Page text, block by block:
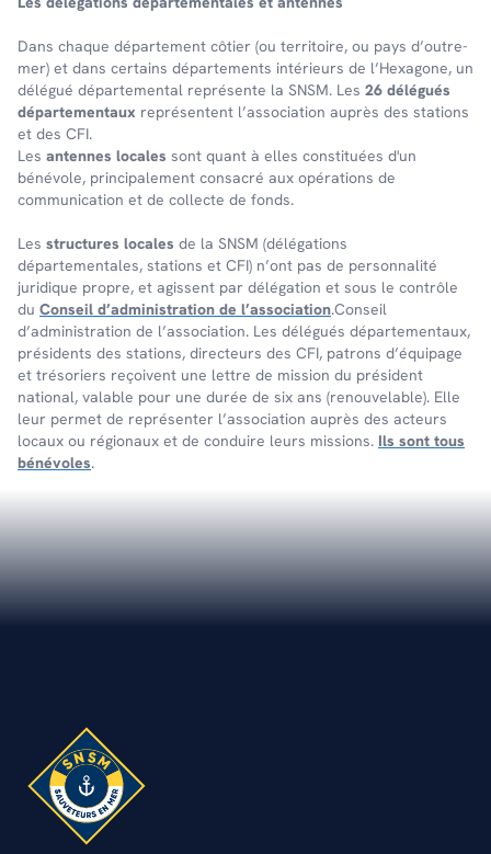
Dans chaque dépar­te­ment côtier (ou terri­toire, ou pays d’outre-
mer) et dans certains dépar­te­ments inté­rieurs de l’Hexa­gone, un
délé­gué dépar­te­men­tal repré­sente la SNSM. Les 26 délégués
départementaux représentent l’association auprès des stations
et des CFI.
Les antennes locales sont quant à elles constituées d'un
bénévole, principalement consacré aux opérations de
communication et de collecte de fonds.
Les structures locales de la SNSM (délégations
départementales, stations et CFI) n’ont pas de personnalité
juridique propre, et agissent par délégation et sous le contrôle
du Conseil d’administration de l’association.Conseil
d’administration de l’association. Les délégués départementaux,
présidents des stations, directeurs des CFI, patrons d’équipage
et trésoriers reçoivent une lettre de mission du président
national, valable pour une durée de six ans (renouvelable). Elle
leur permet de représenter l’association auprès des acteurs
locaux ou régionaux et de conduire leurs missions. Ils sont tous
bénévoles.